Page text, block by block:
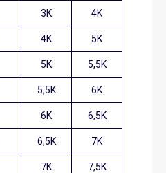
3K 4K
4K 5K
5K 5,5K
5,5K 6K
6K 6,5K
6,5K 7K
7K 7,5K